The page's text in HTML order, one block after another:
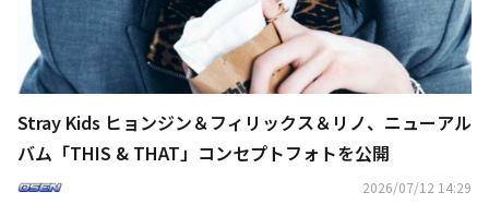
Stray Kids ヒョンジン＆フィリックス＆リノ、ニューアル
バム「THIS & THAT」コンセプトフォトを公開
2026/07/12 14:29